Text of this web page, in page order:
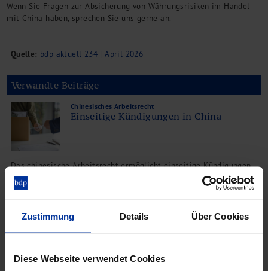
Zustimmung Details Über Cookies
Diese Webseite verwendet Cookies
Wenn Sie Fragen zur Absicherung von Währungsrisiken im Handel
mit China haben, sprechen Sie uns gerne an.
Quelle: bdp aktuell 234 | April 2026
Verwandte Beiträge
Chinesisches Arbeitsrecht
Einseitige Kündigungen in China
Das chinesische Arbeitsrecht ermöglicht einseitige Kündigungen
von Arbeitsverhältnissen nach drei verschiedenen Fallkategorien.
Wir erläutern diese Möglichkeiten und geben wichtige
Chinesisch–Deutsche M&A-Reihe (1)